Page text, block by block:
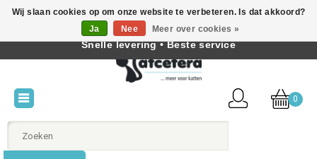
Nederlands
0
Wij slaan cookies op om onze website te verbeteren. Is dat akkoord?
Ja
Nee Meer over cookies »
Beste producten voor katten • Kennis van kattengedrag •
Snelle levering • Beste service